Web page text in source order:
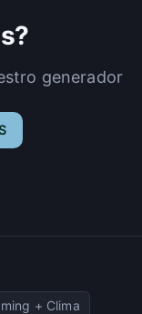
generador
+ Clima